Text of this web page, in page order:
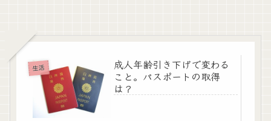
生活
成人年齢引き下げで変わる
こと。パスポートの取得
は？